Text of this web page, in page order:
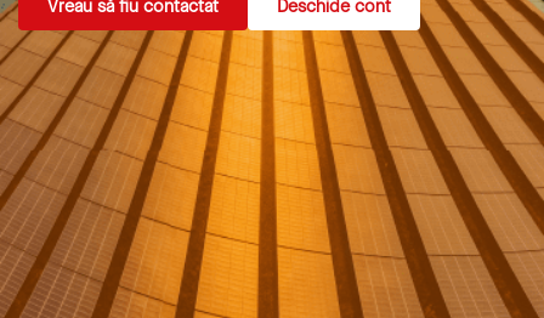
Vreau să fiu contactat Deschide cont